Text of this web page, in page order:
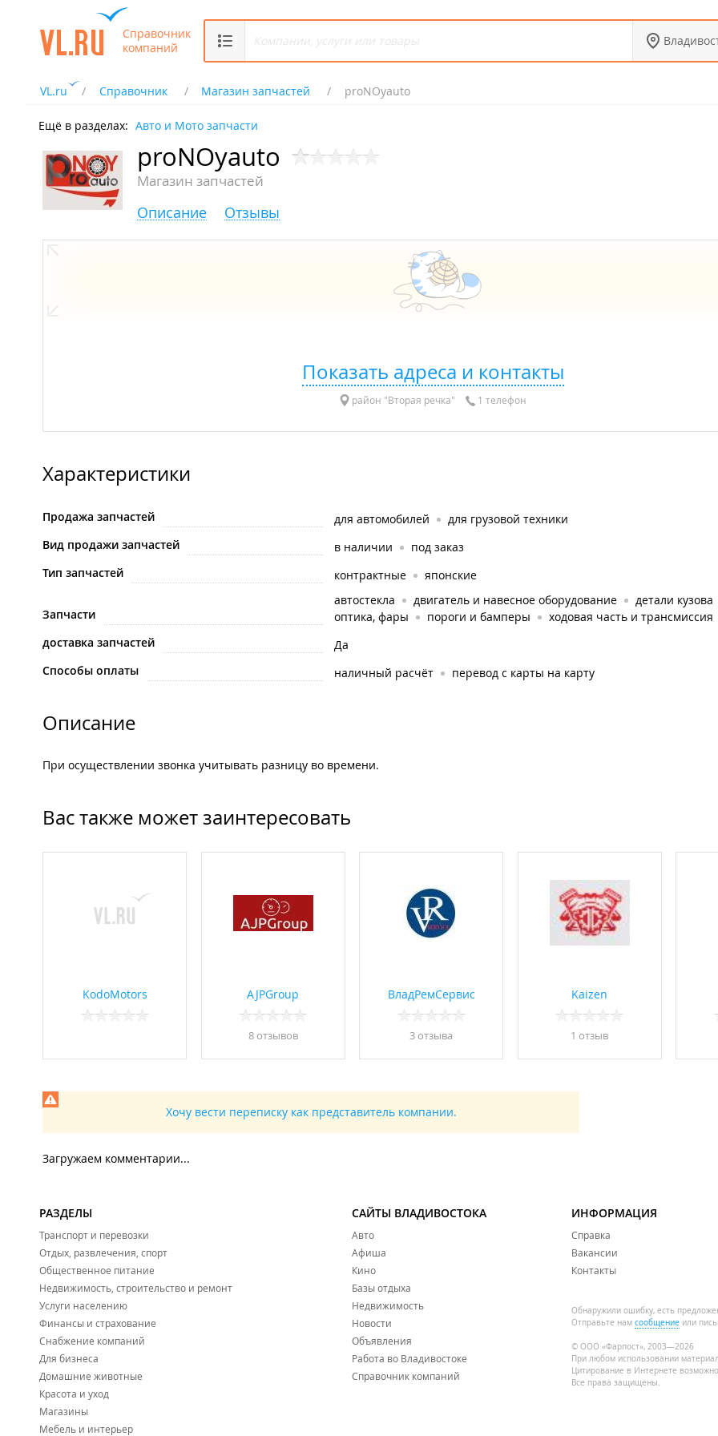
Справочник
компаний
VL.ru Справочник Магазин запчастей proNOyauto
Ещё в разделах: Авто и Мото запчасти
proNOyauto
Магазин запчастей
Описание Отзывы
Показать адреса и контакты
район "Вторая речка" 1 телефон
Характеристики
Продажа запчастей для автомобилей
для грузовой техники
Вид продажи запчастей
в наличии
под заказ
Тип запчастей
контрактные японские
Запчасти
автостекла двигатель и навесное оборудование детали кузова
оптика, фары
пороги и бамперы ходовая часть и трансмиссия
доставка запчастей
Да
Способы оплаты
наличный расчёт перевод с карты на карту
Описание
При осуществлении звонка учитывать разницу во времени.
Вас также может заинтересовать
KodoMotors AJPGroup
8 отзывов
ВладРемСервис
3 отзывa
Kaizen
1 отзыв
Хочу вести переписку как представитель компании.
Загружаем комментарии...
РАЗДЕЛЫ
Транспорт и перевозки
Отдых, развлечения, спорт
Общественное питание
Недвижимость, строительство и ремонт
Услуги населению
Финансы и страхование
Снабжение компаний
Для бизнеса
Домашние животные
Красота и уход
Магазины
Мебель и интерьер
САЙТЫ ВЛАДИВОСТОКА
Авто
Афиша
Кино
Базы отдыха
Недвижимость
Новости
Объявления
Работа во Владивостоке
Справочник компаний
ИНФОРМАЦИЯ
Справка
Вакансии
Контакты
Обнаружили ошибку, есть
Отправьте нам сообщение или
© ООО «Фарпост», 2003—2026
При любом использовании
Цитирование в Интернете
Все права защищены.